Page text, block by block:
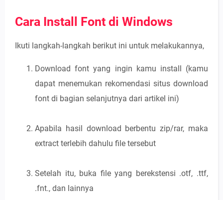
Cara Install Font di Windows
Ikuti langkah-langkah berikut ini untuk melakukannya,
Download font yang ingin kamu install (kamu
dapat menemukan rekomendasi situs download
font di bagian selanjutnya dari artikel ini)
Apabila hasil download berbentu zip/rar, maka
extract terlebih dahulu file tersebut
Setelah itu, buka file yang berekstensi .otf, .ttf,
.fnt., dan lainnya